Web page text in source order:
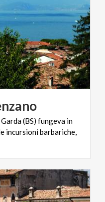
(BS) fungeva in
incursioni barbariche,